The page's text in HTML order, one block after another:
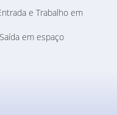
e Trabalho em
em espaço